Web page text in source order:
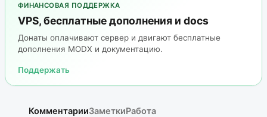
ФИНАНСОВАЯ ПОДДЕРЖКА
VPS, бесплатные дополнения и docs
Донаты оплачивают сервер и двигают бесплатные
дополнения MODX и документацию.
Поддержать
КомментарииЗаметкиРабота